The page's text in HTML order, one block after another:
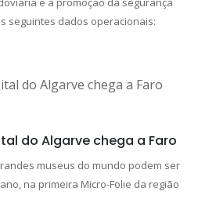
seguintes dados operacionais:
do Algarve chega a Faro
museus do mundo podem ser
na primeira Micro-Folie da região